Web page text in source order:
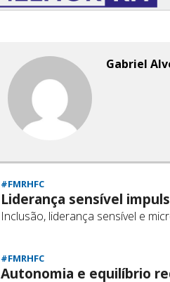
Gabriel
#FMRHFC
Liderança sensível
Inclusão, liderança sensível e
#FMRHFC
Autonomia e equilíbrio